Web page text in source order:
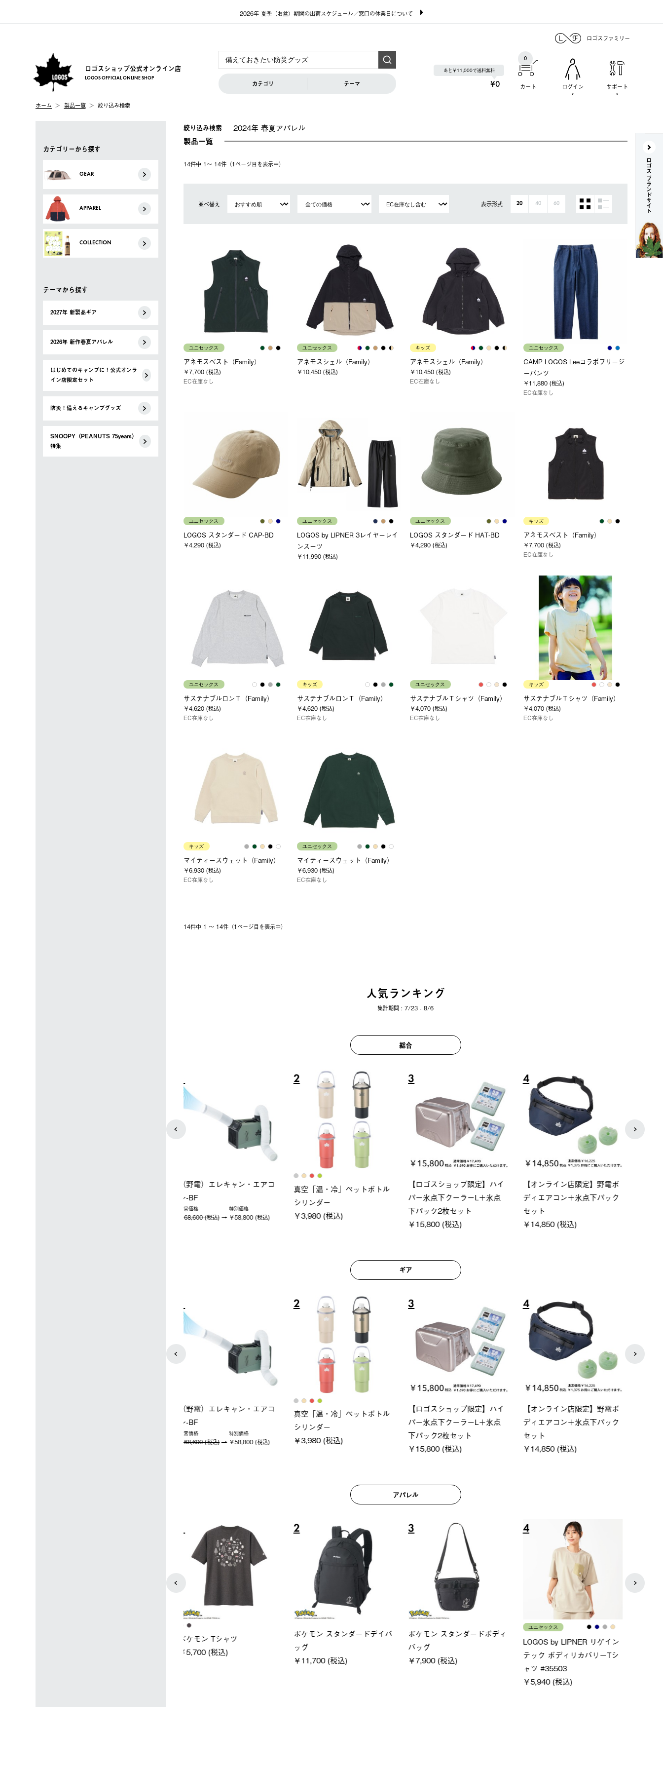
2026年 夏季（お盆）期間の出荷スケジュール／窓口の休業日について
ロゴスファミリー
ロゴスショップ公式オンライン店
LOGOS OFFICIAL ONLINE SHOP
カテゴリ テーマ
あと￥11,000で送料無料
¥0 カート
0
ログイン サポート
ホーム 製品一覧 絞り込み検索
カテゴリーから探す
GEAR
APPAREL
COLLECTION
テーマから探す
2027年 新製品ギア
2026年 新作春夏アパレル
はじめてのキャンプに！公式オンラ
イン店限定セット
防災！備えるキャンプグッズ
SNOOPY（PEANUTS 75years）
特集
絞り込み検索 2024年 春夏アパレル
製品一覧
14件中 1〜 14件（1ページ⽬を表⽰中）
並べ替え 表示形式 20 40 60
ユニセックス
アネモスベスト（Family）
￥7,700 (税込)
EC在庫なし
ユニセックス
アネモスシェル（Family）
￥10,450 (税込)
キッズ
アネモスシェル（Family）
￥10,450 (税込)
EC在庫なし
ユニセックス
CAMP LOGOS Leeコラボフリージ
ーパンツ
￥11,880 (税込)
EC在庫なし
ユニセックス
LOGOS スタンダード CAP-BD
￥4,290 (税込)
ユニセックス
LOGOS by LIPNER 3レイヤーレイ
ンスーツ
￥11,990 (税込)
ユニセックス
LOGOS スタンダード HAT-BD
￥4,290 (税込)
キッズ
アネモスベスト（Family）
￥7,700 (税込)
EC在庫なし
ユニセックス
サステナブルロンＴ（Family）
￥4,620 (税込)
EC在庫なし
キッズ
サステナブルロンＴ（Family）
￥4,620 (税込)
EC在庫なし
ユニセックス
サステナブルＴシャツ（Family）
￥4,070 (税込)
EC在庫なし
キッズ
サステナブルＴシャツ（Family）
￥4,070 (税込)
EC在庫なし
キッズ
マイティースウェット（Family）
￥6,930 (税込)
EC在庫なし
ユニセックス
マイティースウェット（Family）
￥6,930 (税込)
EC在庫なし
14件中 1 〜 14件（1ページ⽬を表⽰中）
人気ランキング
集計期間 : 7/23 - 8/6
総合
ソーラーブロック 風抜きQセ
ットタープ 250-BG
￥21,800 (税込)
6
ポケモン Tシャツ
￥5,700 (税込)
7
グランベーシック スペースベ
ース・オクタゴン-BJ
￥209,000 (税込)
8
Q-TOP ソーラーサンドブロッ
クサンシェード-BF
￥16,800 (税込)
ギア
ソーラーブロック 風抜きQセ
ットタープ 250-BG
￥21,800 (税込)
6
グランベーシック スペースベ
ース・オクタゴン-BJ
￥209,000 (税込)
7
Q-TOP ソーラーサンドブロッ
クサンシェード-BF
￥16,800 (税込)
8
ソーラーブロック 風抜きQセ
ットタープ 200-BG
￥18,800 (税込)
アパレル
レディース
ノーメイクフーディ
￥5,940 (税込)
6
LOGOS by LIPNER リゲイン
テック ボディリカバリーショ
ーツ #35504
7
LOGOS×FOOTMARK RAKU
SACK
￥21,780 (税込)
8
メンズ
クールタッチリラックスＴシ
ャツ
￥4,400 (税込)
ロゴス ブランドサイト